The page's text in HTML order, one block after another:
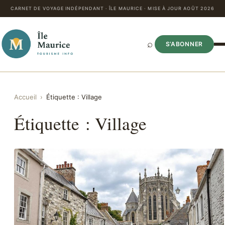
CARNET DE VOYAGE INDÉPENDANT · ÎLE MAURICE · MISE À JOUR AOÛT 2026
⌕ S’ABONNER
Accueil › Étiquette : Village
Étiquette : Village